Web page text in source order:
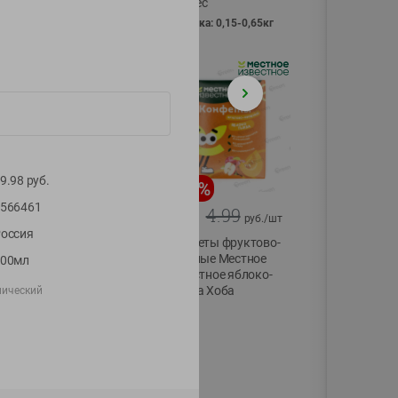
фасовка: 0,15-0,65кг
-13%
5.99
Яйца перепелиные
копченые
Местное известное
%
4.99 руб./шт
Конфеты фруктово-
ягодные Местное
известное яблоко-
тыква Хоба
руб.